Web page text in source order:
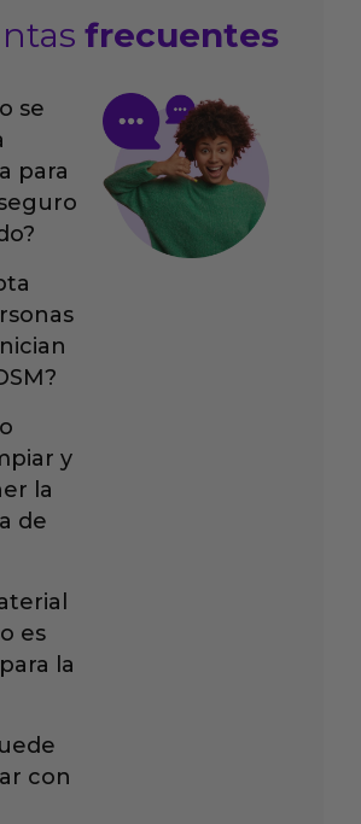
frecuentes
se
para
y
la
de
es
la
con